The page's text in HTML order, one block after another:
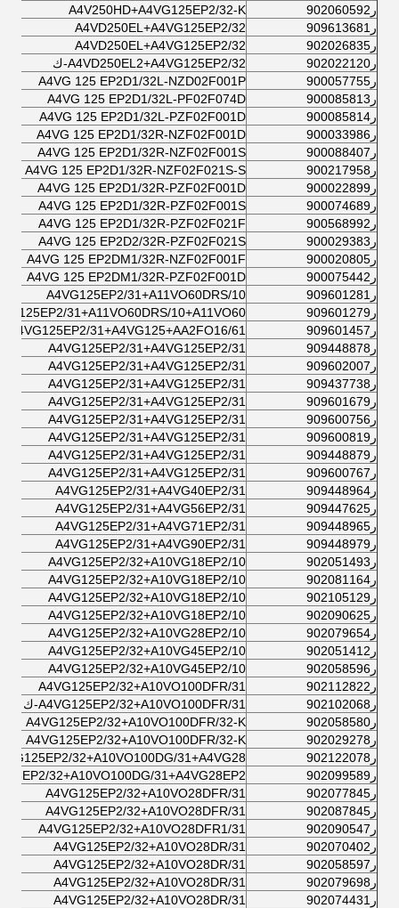
ر902060592
A4V250HD+A4VG125EP2/32-K
ر909613681
A4VD250EL+A4VG125EP2/32
ر902026835
A4VD250EL+A4VG125EP2/32
ر902022120
A4VD250EL2+A4VG125EP2/32-ك
ر900057755
A4VG 125 EP2D1/32L-NZD02F001P
ر900085813
A4VG 125 EP2D1/32L-PF02F074D
ر900085814
A4VG 125 EP2D1/32L-PZF02F001D
ر900033986
A4VG 125 EP2D1/32R-NZF02F001D
ر900088407
A4VG 125 EP2D1/32R-NZF02F001S
ر900217958
A4VG 125 EP2D1/32R-NZF02F021S-S
ر900022899
A4VG 125 EP2D1/32R-PZF02F001D
ر900074689
A4VG 125 EP2D1/32R-PZF02F001S
ر900568992
A4VG 125 EP2D1/32R-PZF02F021F
ر900029383
A4VG 125 EP2D2/32R-PZF02F021S
ر900020805
A4VG 125 EP2DM1/32R-NZF02F001F
ر900075442
A4VG 125 EP2DM1/32R-PZF02F001D
ر909601281
A4VG125EP2/31+A11VO60DRS/10
ر909601279
31+A11VO60DRS/10+A11VO60
ر909601457
A4VG125EP2/31+A4VG125+AA2FO16/61
ر909448878
A4VG125EP2/31+A4VG125EP2/31
ر909602007
A4VG125EP2/31+A4VG125EP2/31
ر909437738
A4VG125EP2/31+A4VG125EP2/31
ر909601679
A4VG125EP2/31+A4VG125EP2/31
ر909600756
A4VG125EP2/31+A4VG125EP2/31
ر909600819
A4VG125EP2/31+A4VG125EP2/31
ر909448879
A4VG125EP2/31+A4VG125EP2/31
ر909600767
A4VG125EP2/31+A4VG125EP2/31
ر909448964
A4VG125EP2/31+A4VG40EP2/31
ر909447625
A4VG125EP2/31+A4VG56EP2/31
ر909448965
A4VG125EP2/31+A4VG71EP2/31
ر909448979
A4VG125EP2/31+A4VG90EP2/31
ر902051493
A4VG125EP2/32+A10VG18EP2/10
ر902081164
A4VG125EP2/32+A10VG18EP2/10
ر902105129
A4VG125EP2/32+A10VG18EP2/10
ر902090625
A4VG125EP2/32+A10VG18EP2/10
ر902079654
A4VG125EP2/32+A10VG28EP2/10
ر902051412
A4VG125EP2/32+A10VG45EP2/10
ر902058596
A4VG125EP2/32+A10VG45EP2/10
ر902112822
A4VG125EP2/32+A10VO100DFR/31
ر902102068
A4VG125EP2/32+A10VO100DFR/31-ك
ر902058580
A4VG125EP2/32+A10VO100DFR/32-K
ر902029278
A4VG125EP2/32+A10VO100DFR/32-K
ر902122078
32+A10VO100DG/31+A4VG28/
ر902099589
32+A10VO100DG/31+A4VG28EP2/
ر902077845
A4VG125EP2/32+A10VO28DFR/31
ر902087845
A4VG125EP2/32+A10VO28DFR/31
ر902090547
A4VG125EP2/32+A10VO28DFR1/31
ر902070402
A4VG125EP2/32+A10VO28DR/31
ر902058597
A4VG125EP2/32+A10VO28DR/31
ر902079698
A4VG125EP2/32+A10VO28DR/31
ر902074431
A4VG125EP2/32+A10VO28DR/31